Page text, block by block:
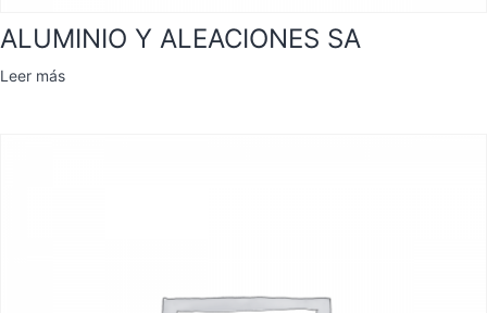
ALUMINIO Y ALEACIONES SA
Leer más